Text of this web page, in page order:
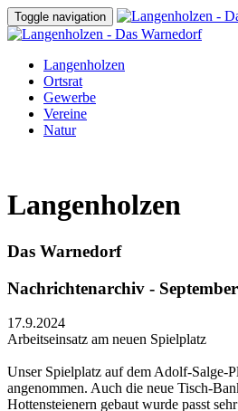
Toggle navigation
Langenholzen
Ortsrat
Gewerbe
Vereine
Natur
Langenholzen
Das Warnedorf
Nachrichtenarchiv -
17.9.2024
Arbeitseinsatz am neuen Spielplatz
Unser Spielplatz auf dem Adolf-Salge-
angenommen. Auch die neue Tisch-
Hottensteienern gebaut wurde passt